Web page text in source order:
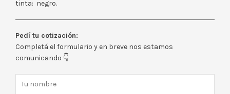
tinta: negro.
Pedí tu cotización:
Completá el formulario y en breve nos estamos
comunicando 👇